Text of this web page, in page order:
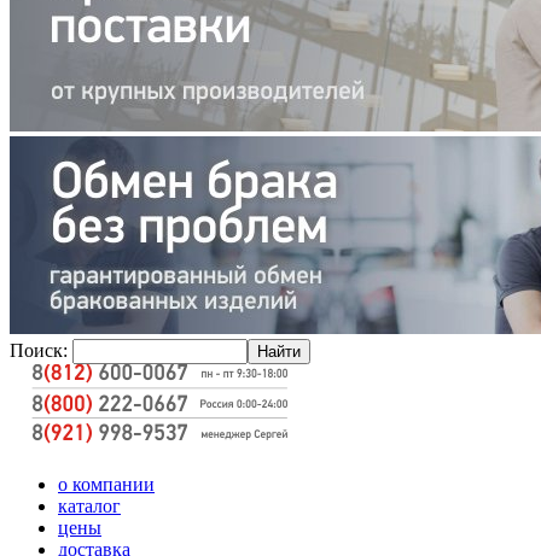
Поиск:
о компании
каталог
цены
доставка